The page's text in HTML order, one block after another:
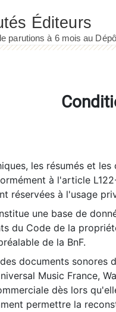
les résumés et
à l'article
réservées à l'usage
une base de
du Code de la
de la BnF.
documents sonores
Music France,
dès lors
permettre la